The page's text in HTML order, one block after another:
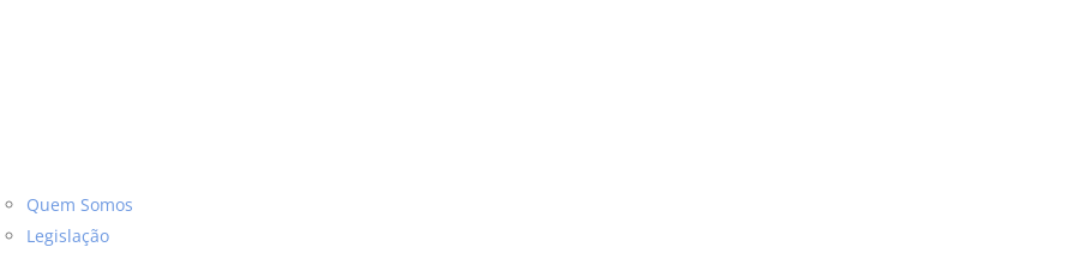
Quem Somos
Legislação